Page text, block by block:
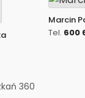
Marcin
Tel. 600
360